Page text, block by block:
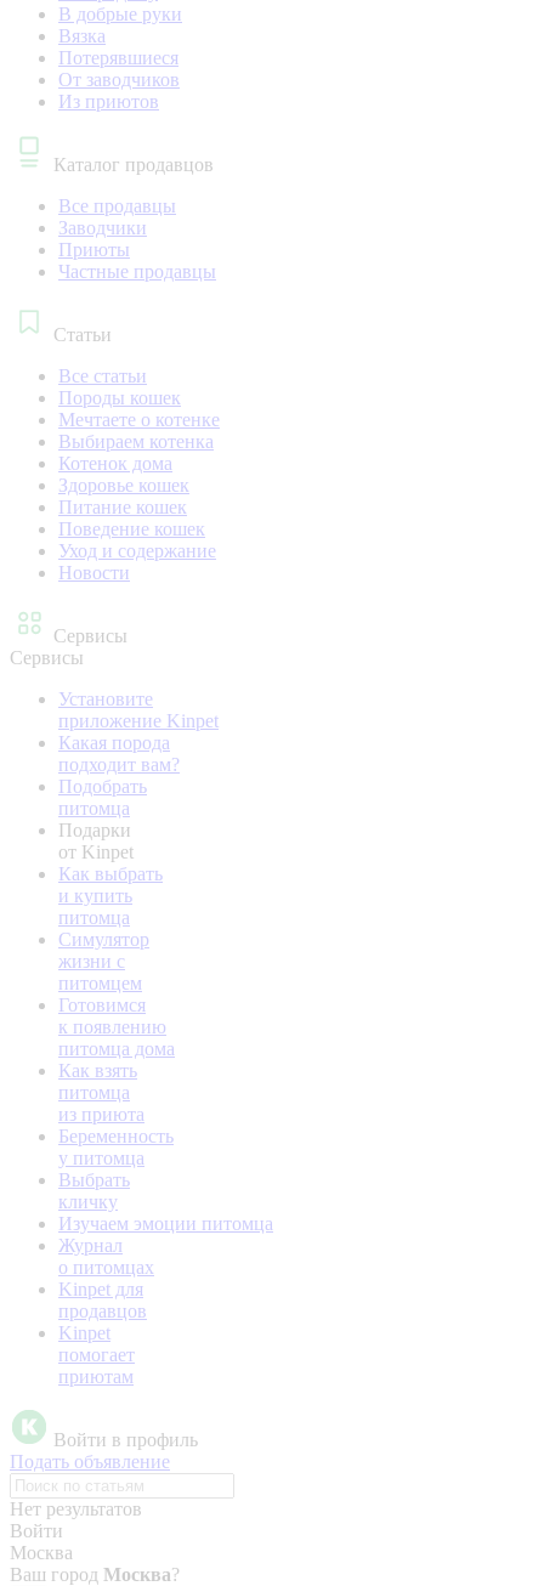
В добрые руки
Вязка
Потерявшиеся
От заводчиков
Из приютов
Каталог продавцов
Все продавцы
Заводчики
Приюты
Частные продавцы
Статьи
Все статьи
Породы кошек
Мечтаете о котенке
Выбираем котенка
Котенок дома
Здоровье кошек
Питание кошек
Поведение кошек
Уход и содержание
Новости
Сервисы
Сервисы
Установите
приложение Kinpet
Какая порода
подходит вам?
Подобрать
питомца
Подарки
от Kinpet
Как выбрать
и купить
питомца
Симулятор
жизни с
питомцем
Готовимся
к появлению
питомца дома
Как взять
питомца
из приюта
Беременность
у питомца
Выбрать
кличку
Изучаем эмоции питомца
Журнал
о питомцах
Kinpet для
продавцов
Kinpet
помогает
приютам
Войти в профиль
Подать объявление
Нет результатов
Войти
Москва
Ваш город Москва?